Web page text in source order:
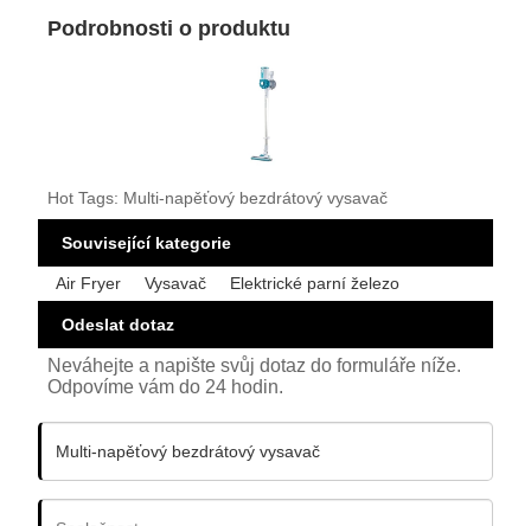
Podrobnosti o produktu
Hot Tags: Multi-napěťový bezdrátový vysavač
Související kategorie
Air Fryer Vysavač Elektrické parní železo
Odeslat dotaz
Neváhejte a napište svůj dotaz do formuláře níže.
Odpovíme vám do 24 hodin.